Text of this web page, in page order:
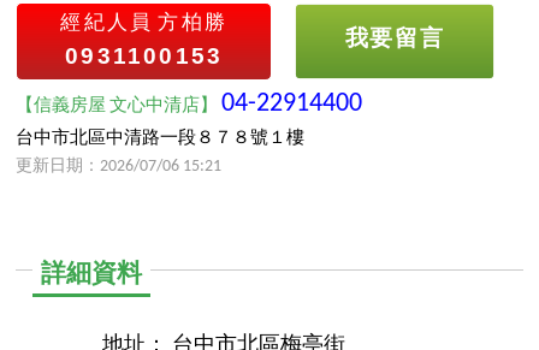
經紀人員 方柏勝
0931100153
我要留言
【信義房屋 文心中清店】04-22914400
台中市北區中清路一段８７８號１樓
更新日期：2026/07/06 15:21
詳細資料
地址：
台中市北區梅亭街